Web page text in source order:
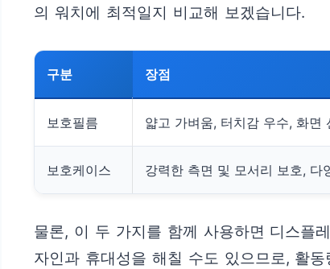
의 워치에 최적일지 비교해 보겠습니다.
구분 장점
보호필름 얇고 가벼움, 터치감 우수, 화면
보호케이스 강력한 측면 및 모서리 보호, 다
물론, 이 두 가지를 함께 사용하면 디스플
자인과 휴대성을 해칠 수도 있으므로, 활